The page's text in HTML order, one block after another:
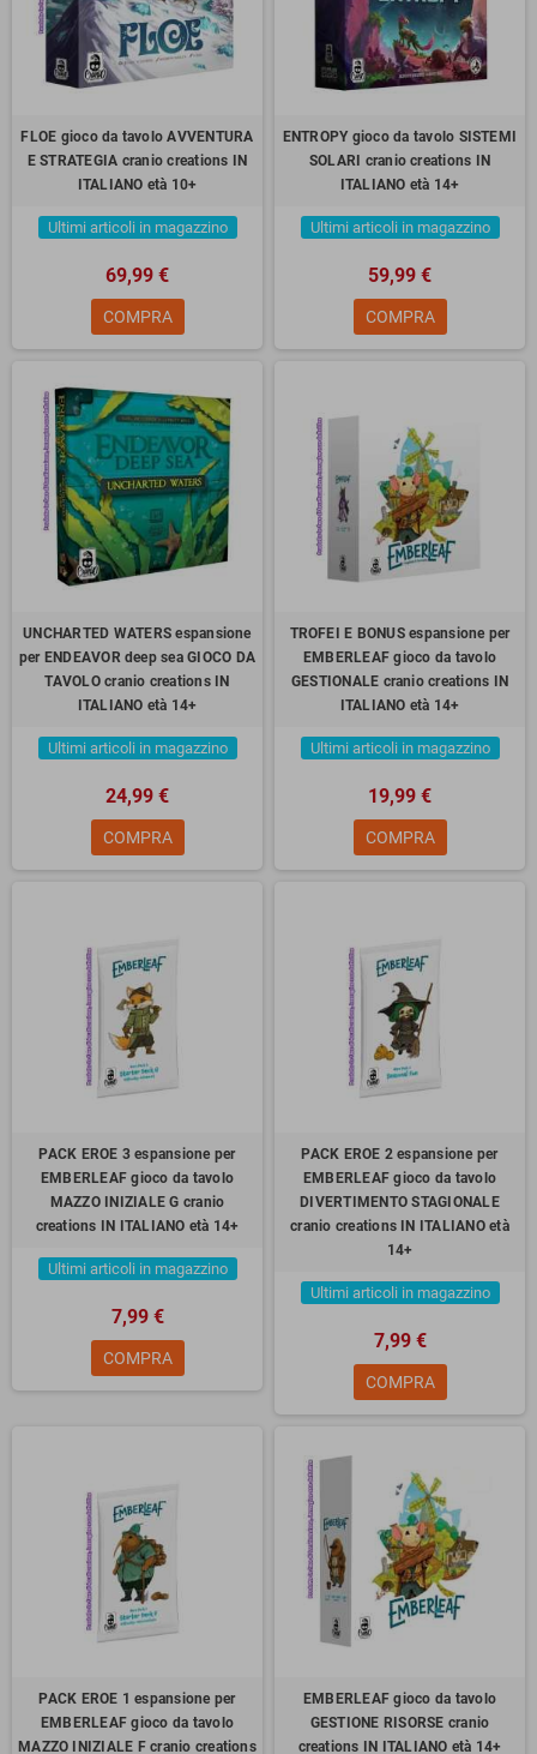
FLOE gioco da tavolo AVVENTURA
E STRATEGIA cranio creations IN
ITALIANO età 10+
Ultimi articoli in magazzino
69,99 €
COMPRA
ENTROPY gioco da tavolo SISTEMI
SOLARI cranio creations IN
ITALIANO età 14+
Ultimi articoli in magazzino
59,99 €
COMPRA
UNCHARTED WATERS espansione
per ENDEAVOR deep sea GIOCO DA
TAVOLO cranio creations IN
ITALIANO età 14+
Ultimi articoli in magazzino
24,99 €
COMPRA
TROFEI E BONUS espansione per
EMBERLEAF gioco da tavolo
GESTIONALE cranio creations IN
ITALIANO età 14+
Ultimi articoli in magazzino
19,99 €
COMPRA
PACK EROE 3 espansione per
EMBERLEAF gioco da tavolo
MAZZO INIZIALE G cranio
creations IN ITALIANO età 14+
Ultimi articoli in magazzino
7,99 €
COMPRA
PACK EROE 2 espansione per
EMBERLEAF gioco da tavolo
DIVERTIMENTO STAGIONALE
cranio creations IN ITALIANO età
14+
Ultimi articoli in magazzino
7,99 €
COMPRA
PACK EROE 1 espansione per
EMBERLEAF gioco da tavolo
MAZZO INIZIALE F cranio creations
EMBERLEAF gioco da tavolo
GESTIONE RISORSE cranio
creations IN ITALIANO età 14+